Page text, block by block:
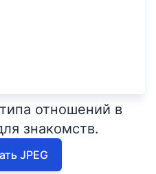
отношений в
знакомств.
JPEG